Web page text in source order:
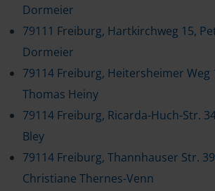
Dormeier
79111 Freiburg, Hartkirchweg 15,
Dormeier
79114 Freiburg, Heitersheimer Weg
Thomas Heiny
79114 Freiburg, Ricarda-Huch-Str.
Bley
79114 Freiburg, Thannhauser Str.
Christiane Thernes-Venn